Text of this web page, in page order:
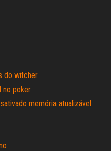
do witcher
no poker
memória atualizável